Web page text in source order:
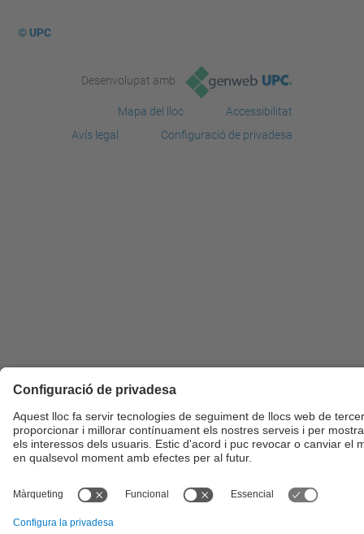
© UPC
Desenvolupat amb
Mapa del lloc
Accessibilitat
Avís legal
Configuració de privadesa